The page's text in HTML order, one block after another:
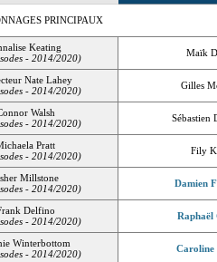
PRINCIPAUX
Keating
- 2014/2020)
Maïk
Nate Lahey
- 2014/2020)
Gilles
Walsh
- 2014/2020)
Sébastien
Pratt
- 2014/2020)
Fily
Millstone
- 2014/2020)
Damien
Delfino
- 2014/2020)
Raphaël
Winterbottom
- 2014/2020)
Caroline